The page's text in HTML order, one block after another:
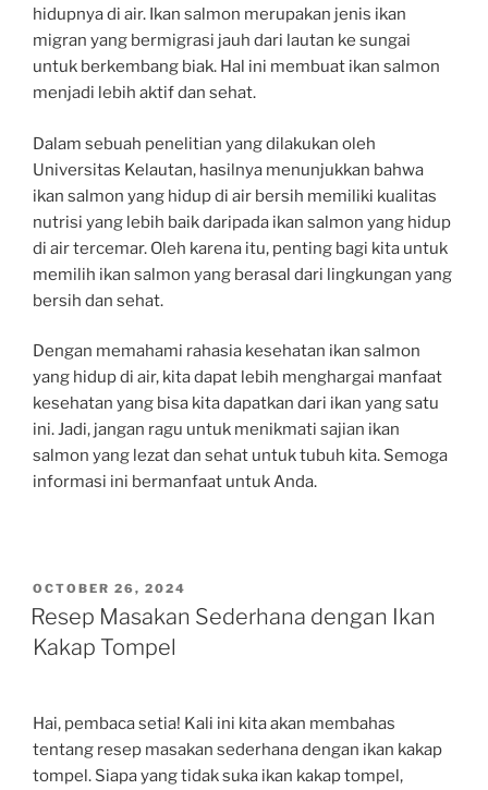
hidupnya di air. Ikan salmon merupakan jenis ikan
migran yang bermigrasi jauh dari lautan ke sungai
untuk berkembang biak. Hal ini membuat ikan salmon
menjadi lebih aktif dan sehat.
Dalam sebuah penelitian yang dilakukan oleh
Universitas Kelautan, hasilnya menunjukkan bahwa
ikan salmon yang hidup di air bersih memiliki kualitas
nutrisi yang lebih baik daripada ikan salmon yang hidup
di air tercemar. Oleh karena itu, penting bagi kita untuk
memilih ikan salmon yang berasal dari lingkungan yang
bersih dan sehat.
Dengan memahami rahasia kesehatan ikan salmon
yang hidup di air, kita dapat lebih menghargai manfaat
kesehatan yang bisa kita dapatkan dari ikan yang satu
ini. Jadi, jangan ragu untuk menikmati sajian ikan
salmon yang lezat dan sehat untuk tubuh kita. Semoga
informasi ini bermanfaat untuk Anda.
POSTED
ON
OCTOBER 26, 2024
Resep Masakan Sederhana dengan Ikan
Kakap Tompel
Hai, pembaca setia! Kali ini kita akan membahas
tentang resep masakan sederhana dengan ikan kakap
tompel. Siapa yang tidak suka ikan kakap tompel,